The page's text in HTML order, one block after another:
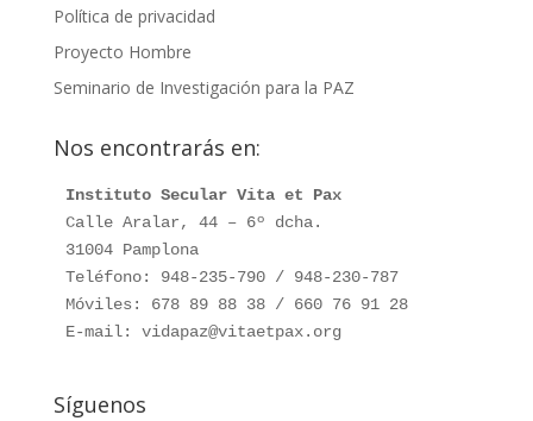
Política de privacidad
Proyecto Hombre
Seminario de Investigación para la PAZ
Nos encontrarás en:
Instituto Secular Vita et Pax
Calle Aralar, 44 – 6º dcha.
31004 Pamplona
Teléfono: 948-235-790 / 948-230-787
Móviles: 678 89 88 38 / 660 76 91 28
E-mail: vidapaz@vitaetpax.org
Síguenos